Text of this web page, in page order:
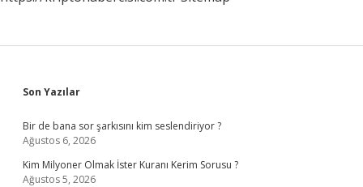
Sidebar
Son Yazılar
Bir de bana sor şarkısını kim seslendiriyor ?
Ağustos 6, 2026
Kim Milyoner Olmak İster Kuranı Kerim Sorusu ?
Ağustos 5, 2026